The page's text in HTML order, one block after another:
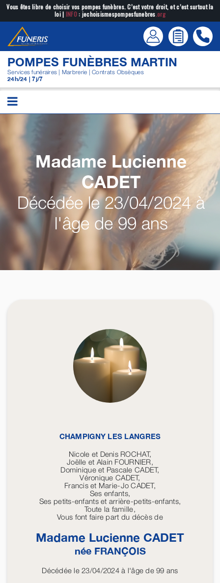
Passer
contenu
Vous êtes libre de choisir vos pompes funèbres. C’est votre droit, et c’est surtout la
loi | INFO: jechoisismespompesfunebres.org
POMPES FUNÈBRES MARTIN
Services funéraires | Marbrerie | Contrats Obsèques
24h/24 | 7j/7
Madame Lucienne
CADET
Décédée le 23/04/2024 à
l'âge de 99 ans
CHAMPIGNY LES LANGRES
Nicole et Denis ROCHAT,
Joëlle et Alain FOURNIER,
Dominique et Pascale CADET,
Véronique CADET,
Francis et Marie-Jo CADET,
Ses enfants,
Ses petits-enfants et arrière-petits-enfants,
Toute la famille,
Vous font faire part du décès de
Madame Lucienne CADET
née FRANÇOIS
Décédée le 23/04/2024 à l'âge de 99 ans